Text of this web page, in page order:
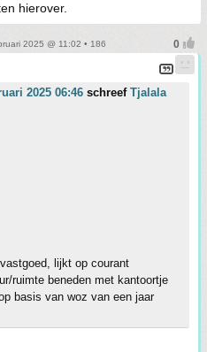
hierover.
2025 @ 11:02 • 186
2025 06:46 schreef Tjalala
lijkt op courant
ruimte beneden met kantoortje
basis van woz van een jaar